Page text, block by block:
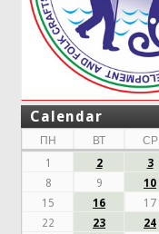
Calendar
ПН ВТ СР
1
2 3
8
9 10
15
16 17
22
23 24